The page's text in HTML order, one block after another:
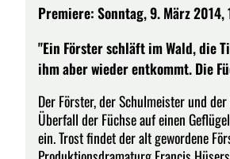
Premiere: Sonntag, 9. März
"Ein Förster schläft im Wald, die
ihm aber wieder entkommt. Die
Der Förster, der Schulmeister und
Überfall der Füchse auf einen
ein. Trost findet der alt gewordene